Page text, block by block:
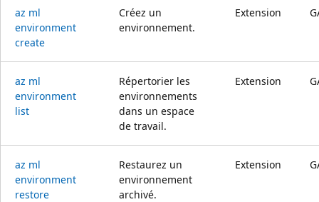
az ml
environment
create
Créez un
environnement.
Extension
az ml
environment
list
Répertorier les
environnements
dans un espace
de travail.
Extension
az ml
environment
restore
Restaurez un
environnement
archivé.
Extension